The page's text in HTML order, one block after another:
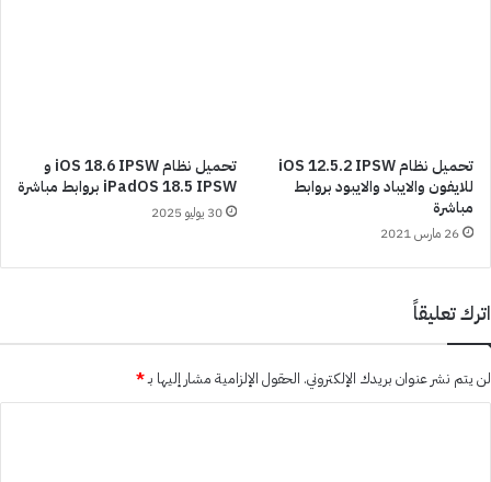
تحميل نظام iOS 12.5.2 IPSW
للايفون والايباد والايبود بروابط
مباشرة
26 مارس 2021
تحميل نظام iOS 18.6 IPSW و
iPadOS 18.5 IPSW بروابط مباشرة
30 يوليو 2025
اترك تعليقاً
لن يتم نشر عنوان بريدك الإلكتروني. الحقول الإلزامية مشار إليها بـ*